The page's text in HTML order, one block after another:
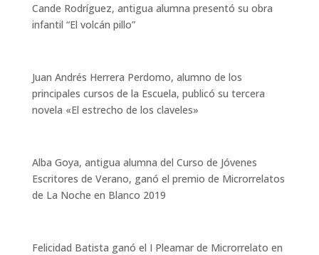
Cande Rodríguez, antigua alumna presentó su obra
infantil “El volcán pillo”
Juan Andrés Herrera Perdomo, alumno de los
principales cursos de la Escuela, publicó su tercera
novela «El estrecho de los claveles»
Alba Goya, antigua alumna del Curso de Jóvenes
Escritores de Verano, ganó el premio de Microrrelatos
de La Noche en Blanco 2019
Felicidad Batista ganó el I Pleamar de Microrrelato en